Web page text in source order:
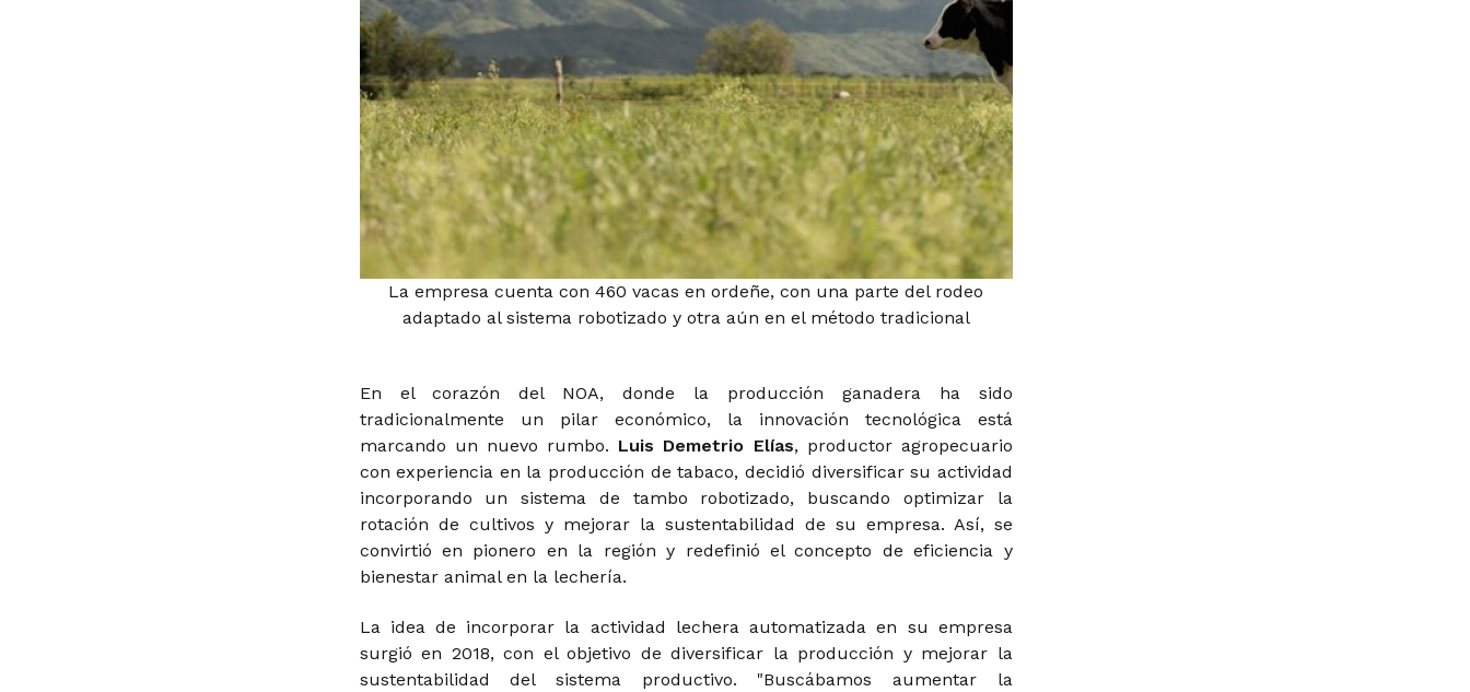
La empresa cuenta con 460 vacas en ordeñe, con una parte del rodeo
adaptado al sistema robotizado y otra aún en el método tradicional
En el corazón del NOA, donde la producción ganadera ha sido
tradicionalmente un pilar económico, la innovación tecnológica está
marcando un nuevo rumbo. Luis Demetrio Elías, productor agropecuario
con experiencia en la producción de tabaco, decidió diversificar su actividad
incorporando un sistema de tambo robotizado, buscando optimizar la
rotación de cultivos y mejorar la sustentabilidad de su empresa. Así, se
convirtió en pionero en la región y redefinió el concepto de eficiencia y
bienestar animal en la lechería.
La idea de incorporar la actividad lechera automatizada en su empresa
surgió en 2018, con el objetivo de diversificar la producción y mejorar la
sustentabilidad del sistema productivo. "Buscábamos aumentar la